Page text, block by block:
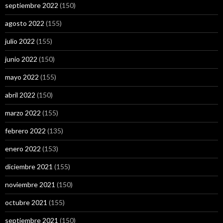
septiembre 2022 (150)
agosto 2022 (155)
julio 2022 (155)
junio 2022 (150)
mayo 2022 (155)
abril 2022 (150)
marzo 2022 (155)
febrero 2022 (135)
enero 2022 (153)
diciembre 2021 (155)
noviembre 2021 (150)
octubre 2021 (155)
septiembre 2021 (150)